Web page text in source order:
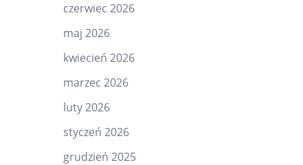
czerwiec 2026
maj 2026
kwiecień 2026
marzec 2026
luty 2026
styczeń 2026
grudzień 2025